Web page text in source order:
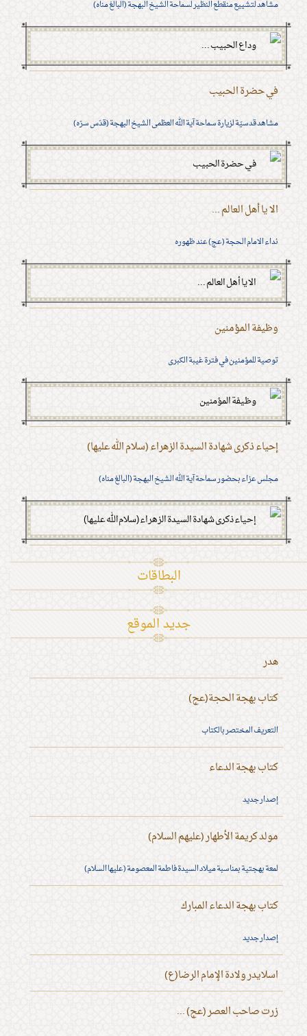
مشاهد لتشييع منقطع النظير لسماحة الشيخ البهجة (البالغ مناه)
في حضرة الحبيب
مشاهد قدسيّة لزيارة سماحة آية الله العظمى الشيخ البهجة (قدّس سرّه)
الا يا أهل العالم ...
نداء الامام الحجة (عج) عند ظهوره
وظيفة المؤمنين
توصية للمؤمنين في فترة غيبة الكبرى
إحياء ذكرى شهادة السيدة الزهراء (سلام الله عليها)
مجلس عزاء بحضور سماحة آية الله الشيخ البهجة (البالغ مناه)
البطاقات
جديد الموقع
هدر
كتاب بهجة الحجة(عج)
التعريف المختصر بالكتاب
كتاب بهجة الدعاء
إصدار جديد
مولد كريمة الأطهار (عليهم السلام)
لمعة بهجتية بمناسبة ميلاد السيدة فاطمة المعصومة (عليها السلام)
كتاب بهجة الدعاء المبارك
إصدار جديد
اسلايدر ولادة الإمام الرضا(ع)
زرت صاحب العصر (عج) ...